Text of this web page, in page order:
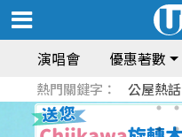
演唱會 優惠著數
熱門關鍵字： 公屋熱話